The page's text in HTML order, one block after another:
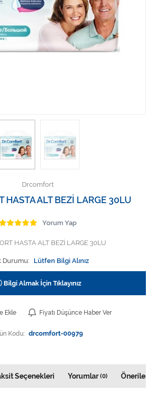
Drcomfort
HASTA ALT BEZİ LARGE 30LU
Yorum Yap
HASTA ALT BEZİ LARGE 30LU
Durumu: Lütfen Bilgi Alınız
Bilgi Almak İçin Tıklayınız
Ekle Fiyatı Düşünce Haber Ver
Kodu: drcomfort-00979
Seçenekleri Yorumlar(0)